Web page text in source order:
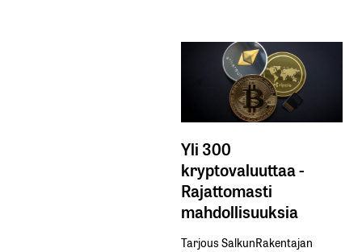
Yli 300
kryptovaluuttaa -
Rajattomasti
mahdollisuuksia
Tarjous SalkunRakentajan